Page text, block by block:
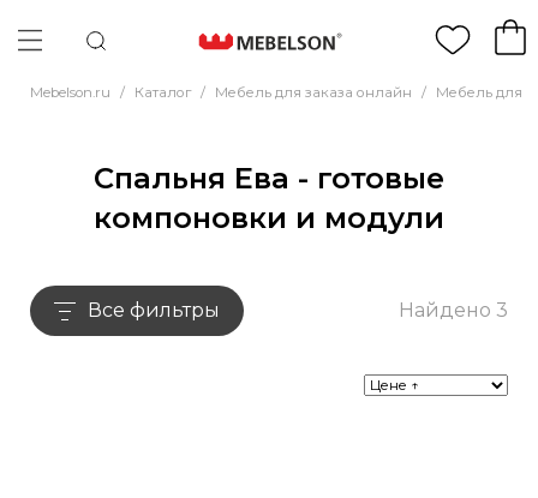
Mebelson.ru / Каталог / Мебель для заказа онлайн / Мебель для
Спальня Ева - готовые
компоновки и модули
Все фильтры Найдено 3